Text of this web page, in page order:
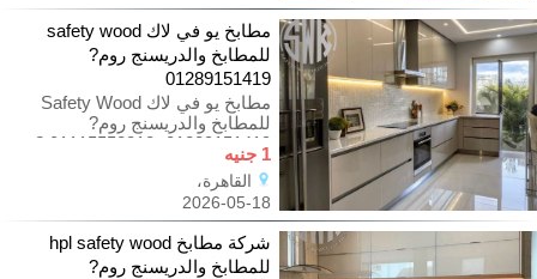
مطابخ يو في لاك safety wood
للمطابخ والدريسنج روم?
01289151419
مطابخ يو في لاك Safety Wood
للمطابخ والدريسنج روم?
01289151419 -01115552318 ?
شكل شيك وبس!
1 جنيه
القاهرة،
2026-05-18
شركة مطابخ hpl safety wood
للمطابخ والدريسنج روم?